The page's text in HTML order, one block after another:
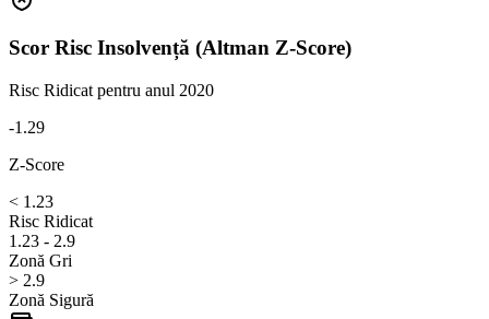
Scor Risc Insolvență (Altman Z-Score)
Risc Ridicat pentru anul 2020
-1.29
Z-Score
< 1.23
Risc Ridicat
1.23 - 2.9
Zonă Gri
> 2.9
Zonă Sigură